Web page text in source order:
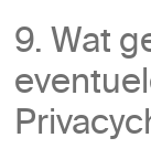
9. Wat